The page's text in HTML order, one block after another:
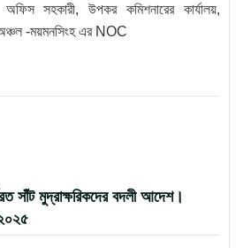
সহকারী, উপকর কমিশনারের কার্যালয়,
অঞ্চল -ময়মনসিংহ এর NOC
সাঁট মুদ্রাক্ষরিকদের বদলী আদেশ।